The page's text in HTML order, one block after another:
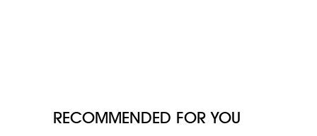
RECOMMENDED FOR YOU